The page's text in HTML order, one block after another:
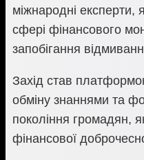
міжнародні експерти,
сфері фінансового
запобігання
Захід став
обміну знаннями та
покоління громадян,
фінансової